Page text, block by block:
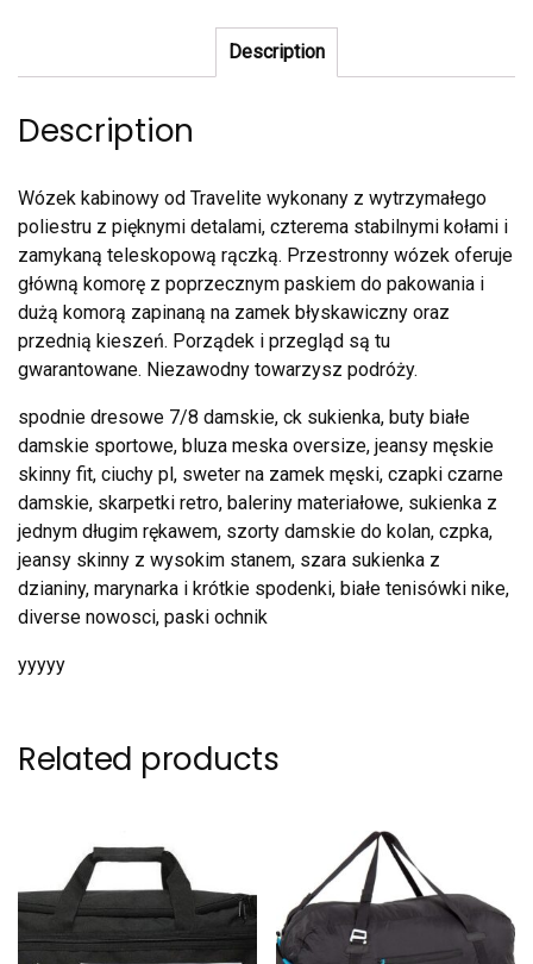
Description
Description
Wózek kabinowy od Travelite wykonany z wytrzymałego
poliestru z pięknymi detalami, czterema stabilnymi kołami i
zamykaną teleskopową rączką. Przestronny wózek oferuje
główną komorę z poprzecznym paskiem do pakowania i
dużą komorą zapinaną na zamek błyskawiczny oraz
przednią kieszeń. Porządek i przegląd są tu
gwarantowane. Niezawodny towarzysz podróży.
spodnie dresowe 7/8 damskie, ck sukienka, buty białe
damskie sportowe, bluza meska oversize, jeansy męskie
skinny fit, ciuchy pl, sweter na zamek męski, czapki czarne
damskie, skarpetki retro, baleriny materiałowe, sukienka z
jednym długim rękawem, szorty damskie do kolan, czpka,
jeansy skinny z wysokim stanem, szara sukienka z
dzianiny, marynarka i krótkie spodenki, białe tenisówki nike,
diverse nowosci, paski ochnik
yyyyy
Related products